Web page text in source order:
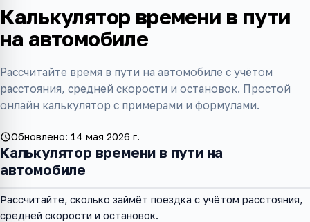
Калькулятор времени в пути
на автомобиле
Рассчитайте время в пути на автомобиле с учётом
расстояния, средней скорости и остановок. Простой
онлайн калькулятор с примерами и формулами.
Обновлено: 14 мая 2026 г.
Калькулятор времени в пути на
автомобиле
Рассчитайте, сколько займёт поездка с учётом расстояния,
средней скорости и остановок.